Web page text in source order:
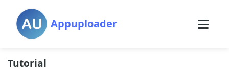
Appuploader
Tutorial